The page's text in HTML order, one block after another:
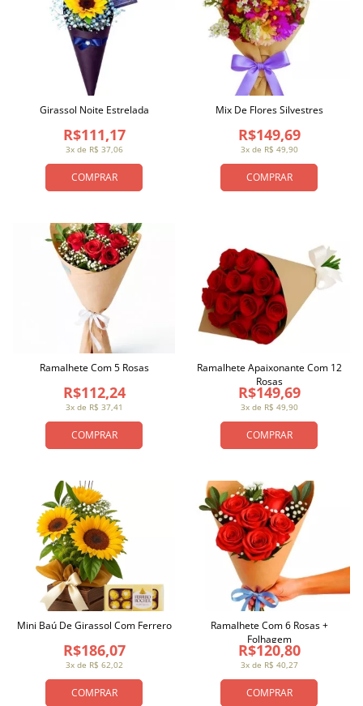
COMPRAR
3x de R$ 37,06
R$111,17
Girassol Noite Estrelada
COMPRAR
3x de R$ 49,90
R$149,69
Mix De Flores Silvestres
COMPRAR
3x de R$ 37,41
R$112,24
Ramalhete Com 5 Rosas
COMPRAR
3x de R$ 49,90
R$149,69
Ramalhete Apaixonante Com 12
Rosas
COMPRAR
3x de R$ 62,02
R$186,07
Mini Baú De Girassol Com Ferrero
COMPRAR
3x de R$ 40,27
R$120,80
Ramalhete Com 6 Rosas +
Folhagem